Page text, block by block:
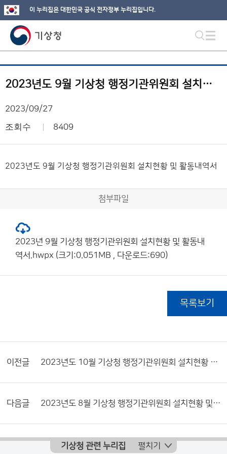
이 누리집은 대한민국 공식 전자정부 누리집입니다.
2023년도 9월 기상청 행정기관위원회 설치현황 및 활동내역서
2023/09/27
조회수 8409
2023년도 9월 기상청 행정기관위원회 설치현황 및 활동내역서
첨부파일
2023년 9월 기상청 행정기관위원회 설치현황 및 활동내
역서.hwpx (크기:0.051MB , 다운로드:690)
목록보기
이전글 2023년도 10월 기상청 행정기관위원회 설치현황 및 활동내역서
다음글 2023년도 8월 기상청 행정기관위원회 설치현황 및 활동내역서
기상청 관련 누리집 펼치기